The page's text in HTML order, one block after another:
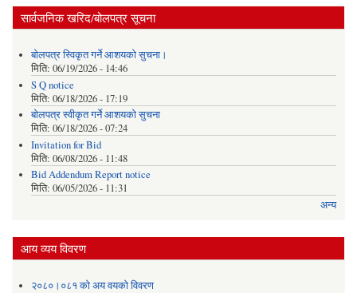
सार्वजनिक खरिद/बोलपत्र सूचना
बोलपत्र स्विकृत गर्ने आशयको सुचना।
मिति: 06/19/2026 - 14:46
S Q notice
मिति: 06/18/2026 - 17:19
बोलपत्र स्वीकृत गर्ने आशयको सुचना
मिति: 06/18/2026 - 07:24
Invitation for Bid
मिति: 06/08/2026 - 11:48
Bid Addendum Report notice
मिति: 06/05/2026 - 11:31
अन्य
आय व्यय विवरण
२०८०।०८१ को अय वयको विवरण